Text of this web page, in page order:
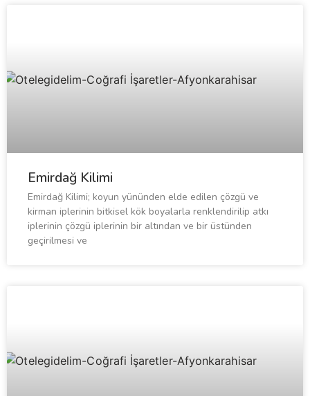
Emirdağ Kilimi
Emirdağ Kilimi; koyun yününden elde edilen çözgü ve
kirman iplerinin bitkisel kök boyalarla renklendirilip atkı
iplerinin çözgü iplerinin bir altından ve bir üstünden
geçirilmesi ve